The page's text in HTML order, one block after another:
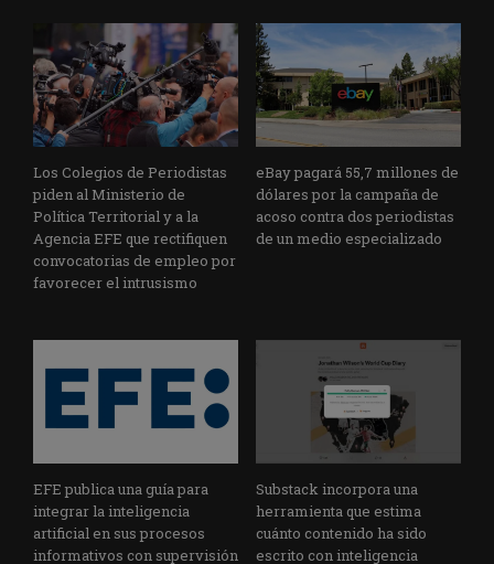
Los Colegios de Periodistas
piden al Ministerio de
Política Territorial y a la
Agencia EFE que rectifiquen
convocatorias de empleo por
favorecer el intrusismo
eBay pagará 55,7 millones de
dólares por la campaña de
acoso contra dos periodistas
de un medio especializado
EFE publica una guía para
integrar la inteligencia
artificial en sus procesos
informativos con supervisión
Substack incorpora una
herramienta que estima
cuánto contenido ha sido
escrito con inteligencia